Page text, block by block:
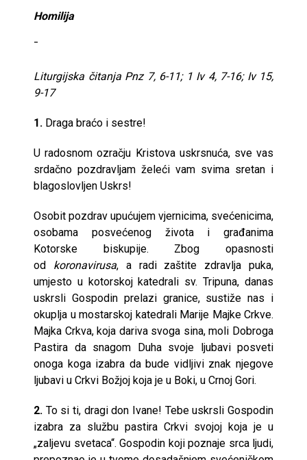
Homilija
¯
Liturgijska čitanja Pnz 7, 6-11; 1 Iv 4, 7-16; Iv 15,
9-17
1. Draga braćo i sestre!
U radosnom ozračju Kristova uskrsnuća, sve vas
srdačno pozdravljam želeći vam svima sretan i
blagoslovljen Uskrs!
Osobit pozdrav upućujem vjernicima, svećenicima,
osobama posvećenog života i građanima
Kotorske biskupije. Zbog opasnosti
od koronavirusa, a radi zaštite zdravlja puka,
umjesto u kotorskoj katedrali sv. Tripuna, danas
uskrsli Gospodin prelazi granice, sustiže nas i
okuplja u mostarskoj katedrali Marije Majke Crkve.
Majka Crkva, koja dariva svoga sina, moli Dobroga
Pastira da snagom Duha svoje ljubavi posveti
onoga koga izabra da bude vidljivi znak njegove
ljubavi u Crkvi Božjoj koja je u Boki, u Crnoj Gori.
2. To si ti, dragi don Ivane! Tebe uskrsli Gospodin
izabra za službu pastira Crkvi svojoj koja je u
„zaljevu svetaca“. Gospodin koji poznaje srca ljudi,